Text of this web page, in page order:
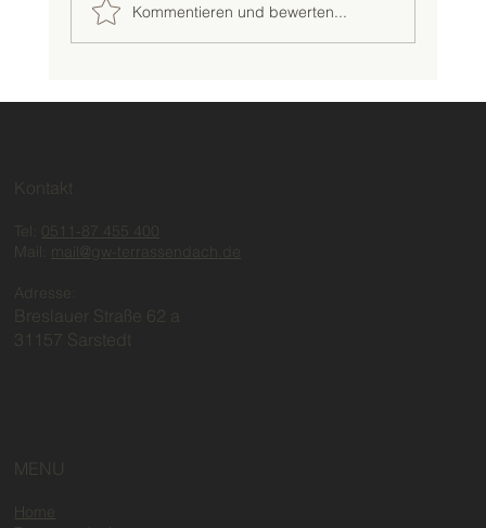
Kommentieren und bewerten...
Kontakt
0511-87 455 400
Mail: mail@gw-terrassendach.de
Breslauer Straße 62 a
31157 Sarstedt
MENU
Home